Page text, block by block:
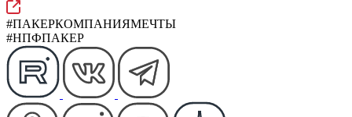
#ПАКЕРКОМПАНИЯМЕЧТЫ
#НПФПАКЕР